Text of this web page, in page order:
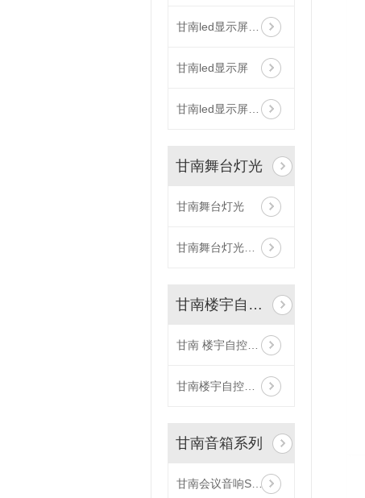
甘南led显示屏安装
甘南led显示屏
甘南led显示屏安装
甘南舞台灯光
甘南舞台灯光
甘南舞台灯光安装
甘南楼宇自控系统
甘南 楼宇自控系统
甘南楼宇自控系统安装
甘南音箱系列
甘南会议音响SV-814、815